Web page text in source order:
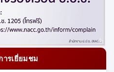
ารเยี่ยมชม